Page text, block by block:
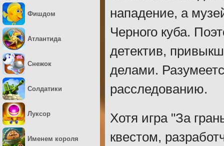
нападение, а
Черного куба.
детектив,
делами.
расследованию.
Хотя игра "За
квестом,
Фишдом
Атлантида
Снежок
Солдатики
Луксор
Именем короля